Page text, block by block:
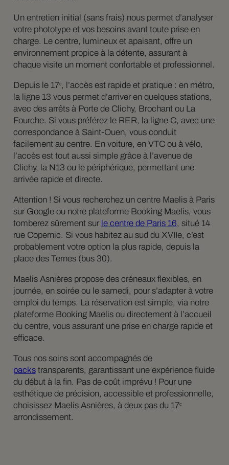
Un entretien initial (sans frais) nous permet d’analyser
votre phototype et vos besoins avant toute prise en
charge. Le centre, lumineux et apaisant, offre un
environnement propice à la détente, assurant à
chaque visite un moment confortable et professionnel.
Depuis le 17ᵉ, l’accès est rapide et pratique : en métro,
la ligne 13 vous permet d’arriver en quelques stations,
avec des arrêts à Porte de Clichy, Brochant ou La
Fourche. Si vous préférez le RER, la ligne C, avec une
correspondance à Saint-Ouen, vous conduit
facilement au centre. En voiture, en VTC ou à vélo,
l’accès est tout aussi simple grâce à l’avenue de
Clichy, la N13 ou le périphérique, permettant une
arrivée rapide et directe.
Attention ! Si vous recherchez un centre Maelis à Paris
sur Google ou notre plateforme Booking Maelis, vous
tomberez sûrement sur le centre de Paris 16, situé 14
rue Copernic. Si vous habitez au sud du XVIIe, c’est
probablement votre option la plus rapide, depuis la
place des Ternes (bus 30).
Maelis Asnières propose des créneaux flexibles, en
journée, en soirée ou le samedi, pour s’adapter à votre
emploi du temps. La réservation est simple, via notre
plateforme Booking Maelis ou directement à l’accueil
du centre, vous assurant une prise en charge rapide et
efficace.
Tous nos soins sont accompagnés de
packstransparents, garantissant une expérience fluide
du début à la fin. Pas de coût imprévu ! Pour une
esthétique de précision, accessible et professionnelle,
choisissez Maelis Asnières, à deux pas du 17ᵉ
arrondissement.